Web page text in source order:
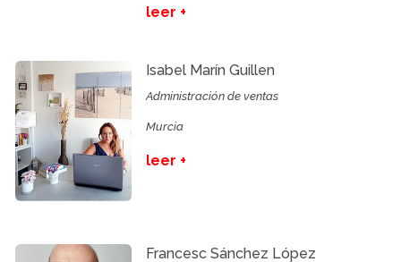
leer +
Isabel Marín Guillen
Administración de ventas
Murcia
leer +
Francesc Sánchez López